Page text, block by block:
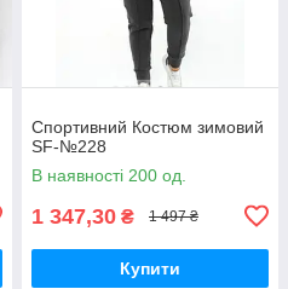
Спортивний Костюм зимовий
SF-№228
В наявності 200 од.
1 347,30 ₴ 1 497 ₴
Купити